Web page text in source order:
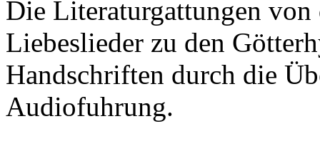
Die Literaturgattungen von
Liebeslieder zu den
Handschriften durch die
Audiofuhrung.